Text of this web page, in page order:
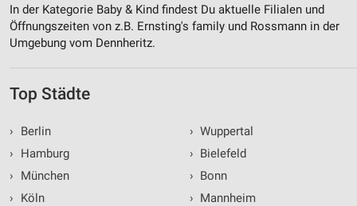
In der Kategorie Baby & Kind findest Du aktuelle Filialen und
Öffnungszeiten von z.B. Ernsting's family und Rossmann in der
Umgebung vom Dennheritz.
Top Städte
›
Berlin
›
Hamburg
›
München
›
Köln
› Wuppertal
› Bielefeld
› Bonn
› Mannheim